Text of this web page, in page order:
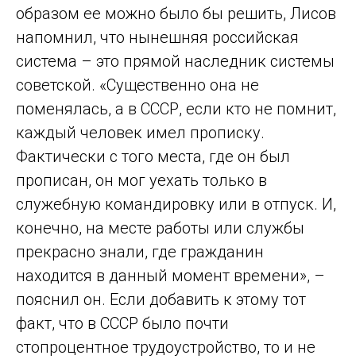
образом ее можно было бы решить, Лисов
напомнил, что нынешняя российская
система – это прямой наследник системы
советской. «Существенно она не
поменялась, а в СССР, если кто не помнит,
каждый человек имел прописку.
Фактически с того места, где он был
прописан, он мог уехать только в
служебную командировку или в отпуск. И,
конечно, на месте работы или службы
прекрасно знали, где гражданин
находится в данный момент времени», –
пояснил он. Если добавить к этому тот
факт, что в СССР было почти
стопроцентное трудоустройство, то и не